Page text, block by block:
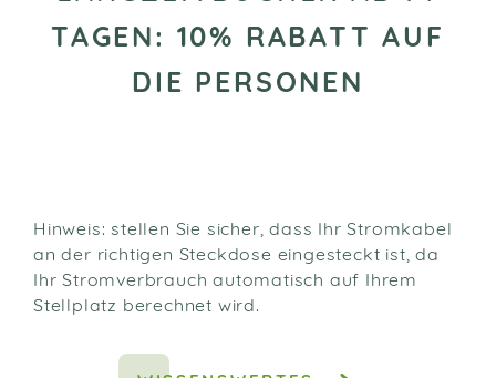
TAGEN: 10% RABATT AUF
DIE PERSONEN
Hinweis: stellen Sie sicher, dass Ihr Stromkabel
an der richtigen Steckdose eingesteckt ist, da
Ihr Stromverbrauch automatisch auf Ihrem
Stellplatz berechnet wird.